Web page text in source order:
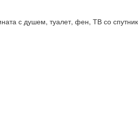
с душем, туалет, фен, ТВ со